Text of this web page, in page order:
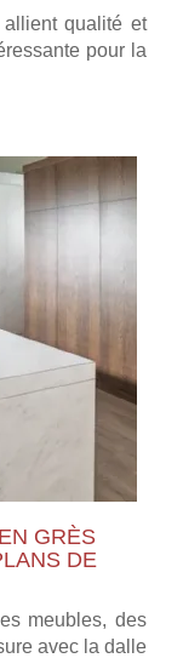
qualité et
pour la
GRÈS
DE
meubles, des
avec la dalle